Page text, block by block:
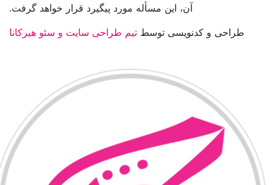
آن، این مسأله مورد پیگیرد قرار خواهد گرفت.
طراحی و کدنویسی توسط تیم طراحی سایت و سئو هیرکانا